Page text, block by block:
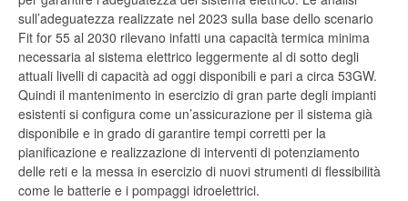
sull’adeguatezza realizzate nel 2023 sulla base dello scenario
Fit for 55 al 2030 rilevano infatti una capacità termica minima
necessaria al sistema elettrico leggermente al di sotto degli
attuali livelli di capacità ad oggi disponibili e pari a circa 53GW.
Quindi il mantenimento in esercizio di gran parte degli impianti
esistenti si configura come un’assicurazione per il sistema già
disponibile e in grado di garantire tempi corretti per la
pianificazione e realizzazione di interventi di potenziamento
delle reti e la messa in esercizio di nuovi strumenti di flessibilità
come le batterie e i pompaggi idroelettrici.